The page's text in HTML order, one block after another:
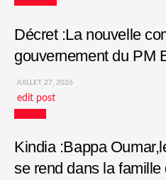
Décret :La nouvelle
gouvernement du PM
JUILLET 27, 2026
edit post
Kindia :Bappa
se rend dans la famille